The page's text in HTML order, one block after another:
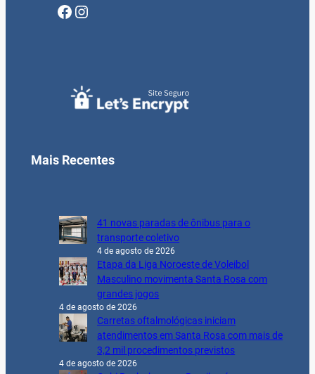
Facebook Instagram
Mais Recentes
41 novas paradas de ônibus para o
transporte coletivo
4 de agosto de 2026
Etapa da Liga Noroeste de Voleibol
Masculino movimenta Santa Rosa com
grandes jogos
4 de agosto de 2026
Carretas oftalmológicas iniciam
atendimentos em Santa Rosa com mais de
3,2 mil procedimentos previstos
4 de agosto de 2026